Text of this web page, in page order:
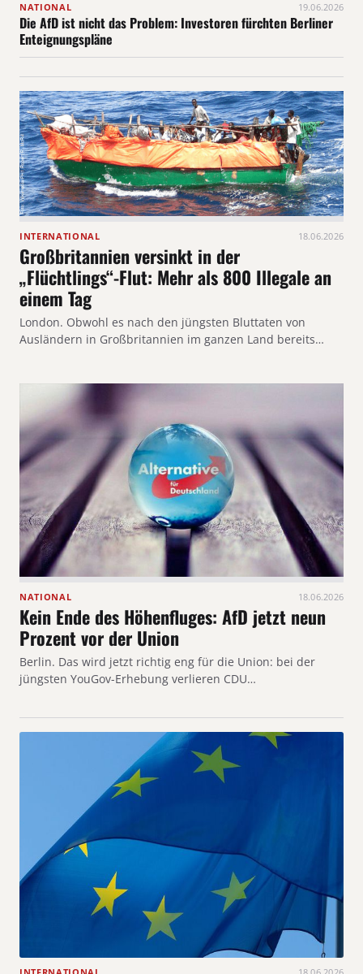
NATIONAL 19.06.2026
Die AfD ist nicht das Problem: Investoren fürchten Berliner
Enteignungspläne
INTERNATIONAL 18.06.2026
Großbritannien versinkt in der
„Flüchtlings“-Flut: Mehr als 800 Illegale an
einem Tag
London. Obwohl es nach den jüngsten Bluttaten von
Ausländern in Großbritannien im ganzen Land bereits…
NATIONAL 18.06.2026
Kein Ende des Höhenfluges: AfD jetzt neun
Prozent vor der Union
Berlin. Das wird jetzt richtig eng für die Union: bei der
jüngsten YouGov-Erhebung verlieren CDU…